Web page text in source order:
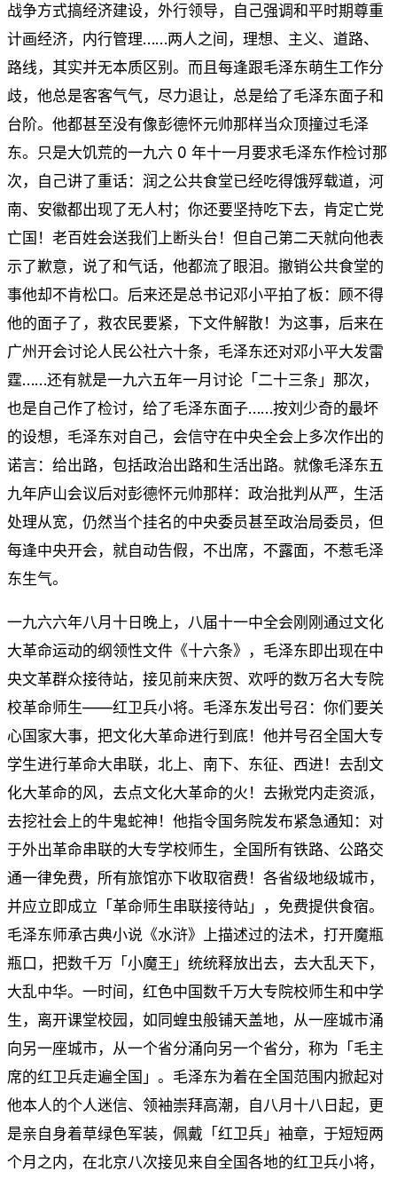
战争方式搞经济建设，外行领导，自己强调和平时期尊重
计画经济，内行管理……两人之间，理想、主义、道路、
路线，其实并无本质区别。而且每逢跟毛泽东萌生工作分
歧，他总是客客气气，尽力退让，总是给了毛泽东面子和
台阶。他都甚至没有像彭德怀元帅那样当众顶撞过毛泽
东。只是大饥荒的一九六 0 年十一月要求毛泽东作检讨那
次，自己讲了重话：润之公共食堂已经吃得饿殍载道，河
南、安徽都出现了无人村；你还要坚持吃下去，肯定亡党
亡国！老百姓会送我们上断头台！但自己第二天就向他表
示了歉意，说了和气话，他都流了眼泪。撤销公共食堂的
事他却不肯松口。后来还是总书记邓小平拍了板：顾不得
他的面子了，救农民要紧，下文件解散！为这事，后来在
广州开会讨论人民公社六十条，毛泽东还对邓小平大发雷
霆……还有就是一九六五年一月讨论「二十三条」那次，
也是自己作了检讨，给了毛泽东面子……按刘少奇的最坏
的设想，毛泽东对自己，会信守在中央全会上多次作出的
诺言：给出路，包括政治出路和生活出路。就像毛泽东五
九年庐山会议后对彭德怀元帅那样：政治批判从严，生活
处理从宽，仍然当个挂名的中央委员甚至政治局委员，但
每逢中央开会，就自动告假，不出席，不露面，不惹毛泽
东生气。
一九六六年八月十日晚上，八届十一中全会刚刚通过文化
大革命运动的纲领性文件《十六条》，毛泽东即出现在中
央文革群众接待站，接见前来庆贺、欢呼的数万名大专院
校革命师生——红卫兵小将。毛泽东发出号召：你们要关
心国家大事，把文化大革命进行到底！他并号召全国大专
学生进行革命大串联，北上、南下、东征、西进！去刮文
化大革命的风，去点文化大革命的火！去揪党内走资派，
去挖社会上的牛鬼蛇神！他指令国务院发布紧急通知：对
于外出革命串联的大专学校师生，全国所有铁路、公路交
通一律免费，所有旅馆亦下收取宿费！各省级地级城市，
并应立即成立「革命师生串联接待站」，免费提供食宿。
毛泽东师承古典小说《水浒》上描述过的法术，打开魔瓶
瓶口，把数千万「小魔王」统统释放出去，去大乱天下，
大乱中华。一时间，红色中国数千万大专院校师生和中学
生，离开课堂校园，如同蝗虫般铺天盖地，从一座城市涌
向另一座城市，从一个省分涌向另一个省分，称为「毛主
席的红卫兵走遍全国」。毛泽东为着在全国范围内掀起对
他本人的个人迷信、领袖崇拜高潮，自八月十八日起，更
是亲自身着草绿色军装，佩戴「红卫兵」袖章，于短短两
个月之内，在北京八次接见来自全国各地的红卫兵小将，